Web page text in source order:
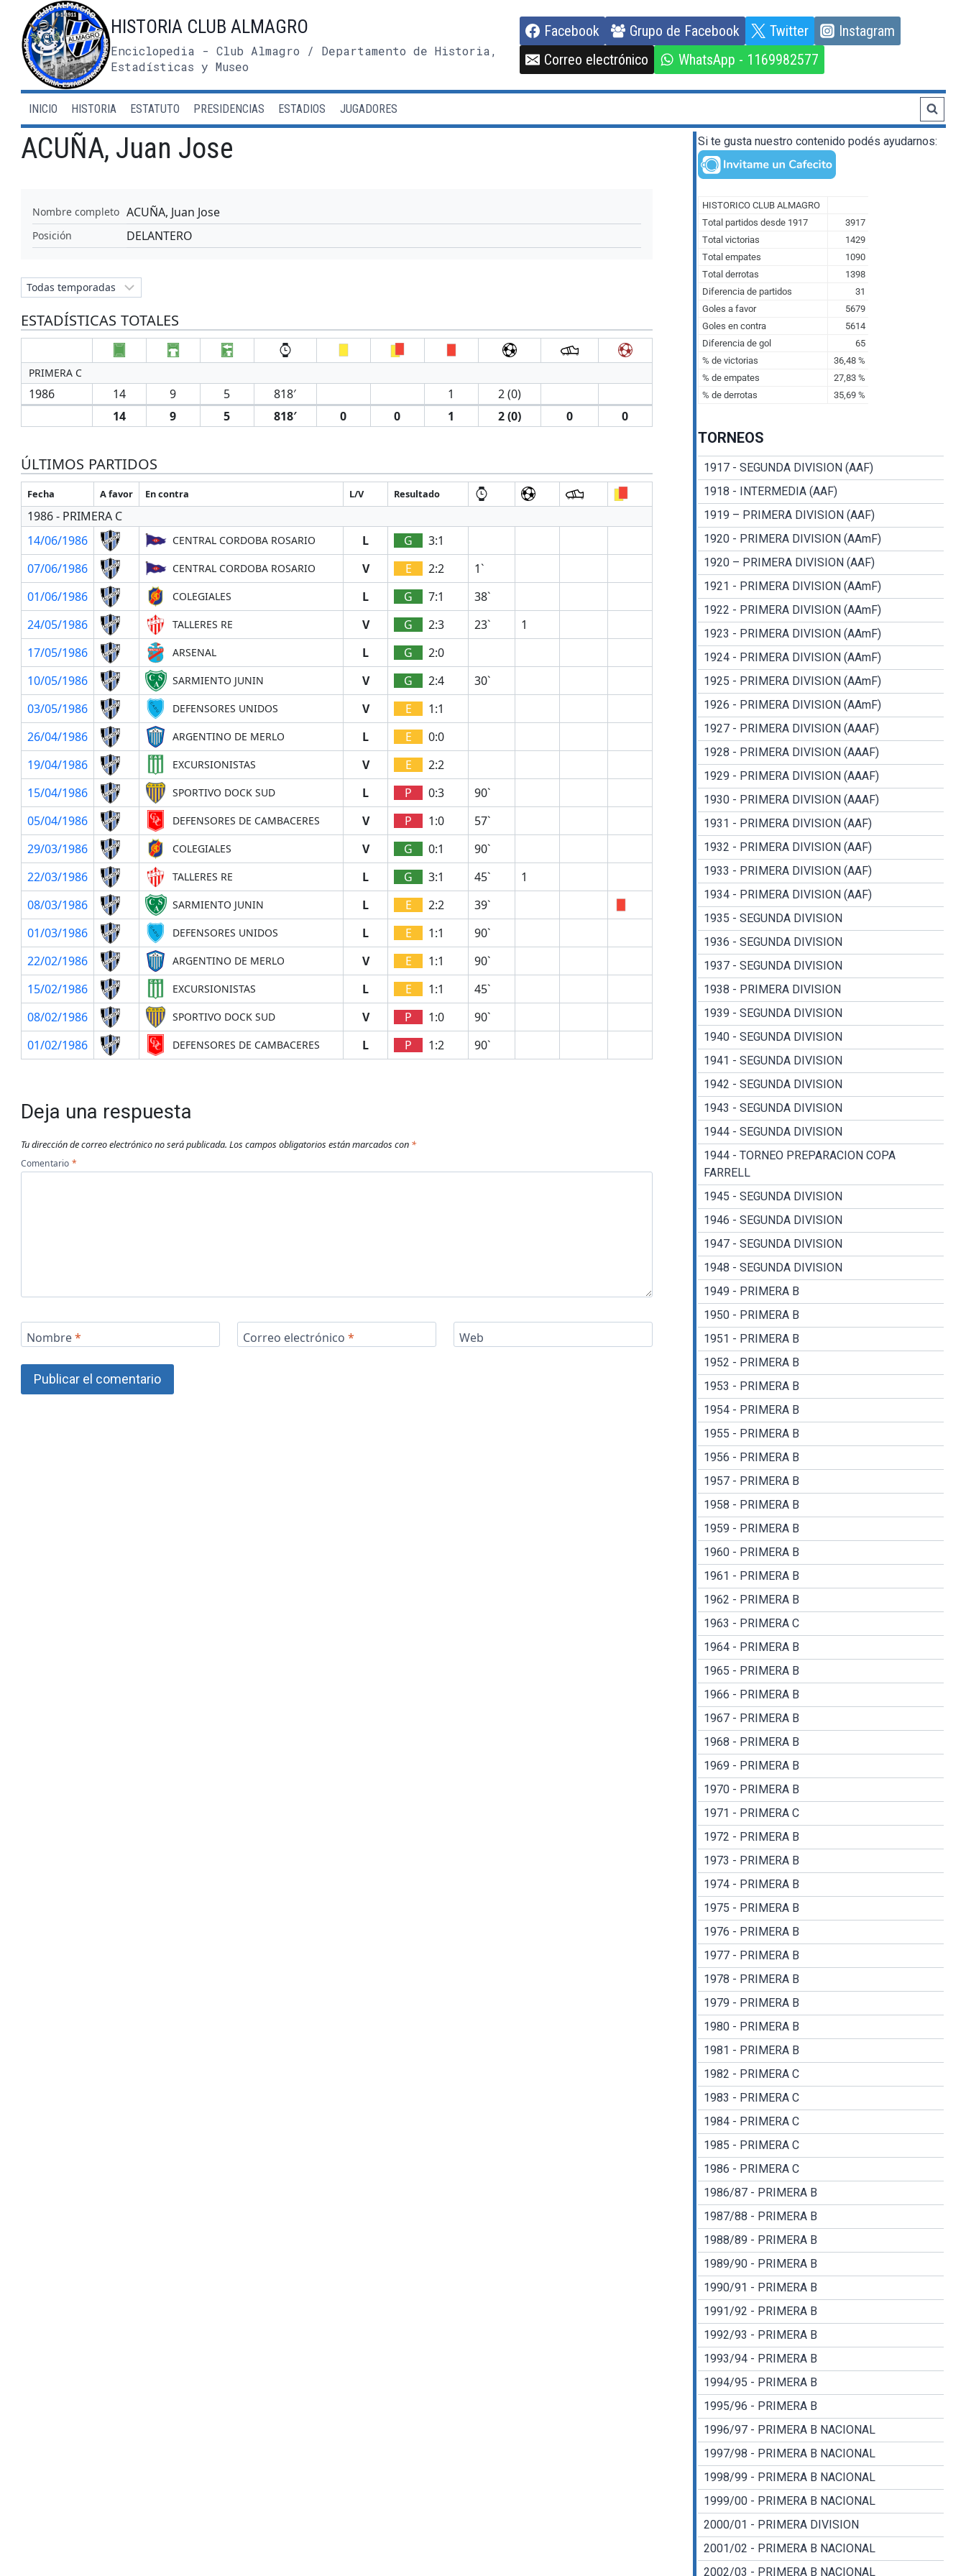
contenido
HISTORIA CLUB ALMAGRO
Enciclopedia - Club Almagro / Departamento de Historia,
Estadísticas y Museo
Facebook Grupo de Facebook Twitter
Instagram
Correo electrónico
WhatsApp - 1169982577
INICIO HISTORIA ESTATUTO PRESIDENCIAS ESTADIOS JUGADORES
ACUÑA, Juan Jose
Nombre completo ACUÑA, Juan Jose
Posición DELANTERO
ESTADÍSTICAS TOTALES
PRIMERA C
1986 14 9 5 818′ 1
2 (0)
14
9 5 818′ 0 0 1 2 (0) 0 0
ÚLTIMOS PARTIDOS
Fecha A favor En contra L/V Resultado
1986 - PRIMERA C
14/06/1986
CENTRAL CORDOBA ROSARIO L G
3:1
07/06/1986
CENTRAL CORDOBA ROSARIO V E 2:2
1`
01/06/1986
COLEGIALES L G 7:1
38`
24/05/1986
TALLERES RE V G 2:3 23`
1
17/05/1986
ARSENAL L G
2:0
10/05/1986
SARMIENTO JUNIN V G 2:4
30`
03/05/1986
DEFENSORES UNIDOS V E
1:1
26/04/1986
ARGENTINO DE MERLO L E
0:0
19/04/1986
EXCURSIONISTAS V E
2:2
15/04/1986
SPORTIVO DOCK SUD L P 0:3
90`
05/04/1986
DEFENSORES DE CAMBACERES V P 1:0
57`
29/03/1986
COLEGIALES V G 0:1
90`
22/03/1986
TALLERES RE L G 3:1 45`
1
08/03/1986
SARMIENTO JUNIN L E 2:2
39`
01/03/1986
DEFENSORES UNIDOS L E 1:1
90`
22/02/1986
ARGENTINO DE MERLO V E 1:1
90`
15/02/1986
EXCURSIONISTAS L E 1:1
45`
08/02/1986
SPORTIVO DOCK SUD V P 1:0
90`
01/02/1986
DEFENSORES DE CAMBACERES L P 1:2 90`
Deja una respuesta
Tu dirección de correo electrónico no será publicada. Los campos obligatorios están marcados con *
Comentario *
Nombre* Correo electrónico * Web
Si te gusta nuestro contenido podés ayudarnos:
TORNEOS
1917 - SEGUNDA DIVISION (AAF)
1918 - INTERMEDIA (AAF)
1919 – PRIMERA DIVISION (AAF)
1920 - PRIMERA DIVISION (AAmF)
1920 – PRIMERA DIVISION (AAF)
1921 - PRIMERA DIVISION (AAmF)
1922 - PRIMERA DIVISION (AAmF)
1923 - PRIMERA DIVISION (AAmF)
1924 - PRIMERA DIVISION (AAmF)
1925 - PRIMERA DIVISION (AAmF)
1926 - PRIMERA DIVISION (AAmF)
1927 - PRIMERA DIVISION (AAAF)
1928 - PRIMERA DIVISION (AAAF)
1929 - PRIMERA DIVISION (AAAF)
1930 - PRIMERA DIVISION (AAAF)
1931 - PRIMERA DIVISION (AAF)
1932 - PRIMERA DIVISION (AAF)
1933 - PRIMERA DIVISION (AAF)
1934 - PRIMERA DIVISION (AAF)
1935 - SEGUNDA DIVISION
1936 - SEGUNDA DIVISION
1937 - SEGUNDA DIVISION
1938 - PRIMERA DIVISION
1939 - SEGUNDA DIVISION
1940 - SEGUNDA DIVISION
1941 - SEGUNDA DIVISION
1942 - SEGUNDA DIVISION
1943 - SEGUNDA DIVISION
1944 - SEGUNDA DIVISION
1944 - TORNEO PREPARACION COPA
FARRELL
1945 - SEGUNDA DIVISION
1946 - SEGUNDA DIVISION
1947 - SEGUNDA DIVISION
1948 - SEGUNDA DIVISION
1949 - PRIMERA B
1950 - PRIMERA B
1951 - PRIMERA B
1952 - PRIMERA B
1953 - PRIMERA B
1954 - PRIMERA B
1955 - PRIMERA B
1956 - PRIMERA B
1957 - PRIMERA B
1958 - PRIMERA B
1959 - PRIMERA B
1960 - PRIMERA B
1961 - PRIMERA B
1962 - PRIMERA B
1963 - PRIMERA C
1964 - PRIMERA B
1965 - PRIMERA B
1966 - PRIMERA B
1967 - PRIMERA B
1968 - PRIMERA B
1969 - PRIMERA B
1970 - PRIMERA B
1971 - PRIMERA C
1972 - PRIMERA B
1973 - PRIMERA B
1974 - PRIMERA B
1975 - PRIMERA B
1976 - PRIMERA B
1977 - PRIMERA B
1978 - PRIMERA B
1979 - PRIMERA B
1980 - PRIMERA B
1981 - PRIMERA B
1982 - PRIMERA C
1983 - PRIMERA C
1984 - PRIMERA C
1985 - PRIMERA C
1986 - PRIMERA C
1986/87 - PRIMERA B
1987/88 - PRIMERA B
1988/89 - PRIMERA B
1989/90 - PRIMERA B
1990/91 - PRIMERA B
1991/92 - PRIMERA B
1992/93 - PRIMERA B
1993/94 - PRIMERA B
1994/95 - PRIMERA B
1995/96 - PRIMERA B
1996/97 - PRIMERA B NACIONAL
1997/98 - PRIMERA B NACIONAL
1998/99 - PRIMERA B NACIONAL
1999/00 - PRIMERA B NACIONAL
2000/01 - PRIMERA DIVISION
2001/02 - PRIMERA B NACIONAL
2002/03 - PRIMERA B NACIONAL